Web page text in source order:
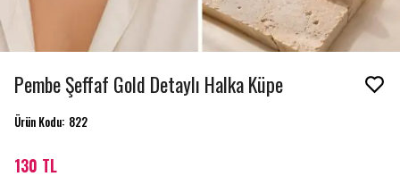
Pembe Şeffaf Gold Detaylı Halka Küpe
Ürün Kodu: 822
130 TL